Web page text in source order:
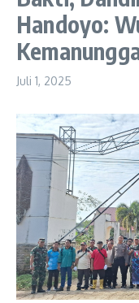
Handoyo:
Juli 1, 2025